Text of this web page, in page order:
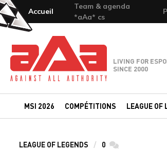
Accueil
Team & agenda
*aAa* cs
Team-aAa - against All authority
LIVING FOR
SINCE 2000
MSI 2026 COMPÉTITIONS LEAGUE OF
LEAGUE OF LEGENDS 0 commentaires